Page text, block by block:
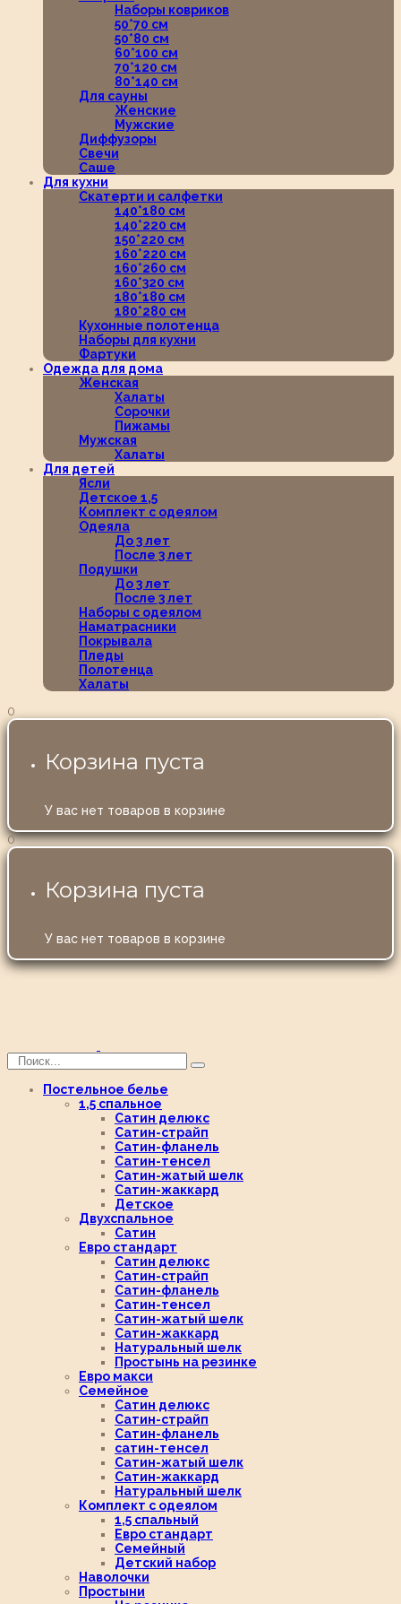
Наборы ковриков
50*70 см
50*80 см
60*100 см
70*120 см
80*140 см
Для сауны
Женские
Мужские
Диффузоры
Свечи
Саше
Для кухни
Скатерти и салфетки
140*180 см
140*220 см
150*220 см
160*220 см
160*260 см
160*320 см
180*180 см
180*280 см
Кухонные полотенца
Наборы для кухни
Фартуки
Одежда для дома
Женская
Халаты
Сорочки
Пижамы
Мужская
Халаты
Для детей
Ясли
Детское 1,5
Комплект с одеялом
Одеяла
До 3 лет
После 3 лет
Подушки
До 3 лет
После 3 лет
Наборы с одеялом
Наматрасники
Покрывала
Пледы
Полотенца
Халаты
0
Корзина пуста
У вас нет товаров в корзине
0
Корзина пуста
У вас нет товаров в корзине
Постельное белье
1,5 спальное
Сатин делюкс
Сатин-страйп
Сатин-фланель
Сатин-тенсел
Сатин-жатый шелк
Сатин-жаккард
Детское
Двухспальное
Сатин
Евро стандарт
Сатин делюкс
Сатин-страйп
Сатин-фланель
Сатин-тенсел
Сатин-жатый шелк
Сатин-жаккард
Натуральный шелк
Простынь на резинке
Евро макси
Семейное
Сатин делюкс
Сатин-страйп
Сатин-фланель
сатин-тенсел
Сатин-жатый шелк
Сатин-жаккард
Натуральный шелк
Комплект с одеялом
1,5 спальный
Евро стандарт
Семейный
Детский набор
Наволочки
Простыни